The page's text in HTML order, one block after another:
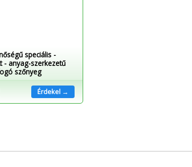
speciális -
- anyag-szerkezetű
szőnyeg
Érdekel →